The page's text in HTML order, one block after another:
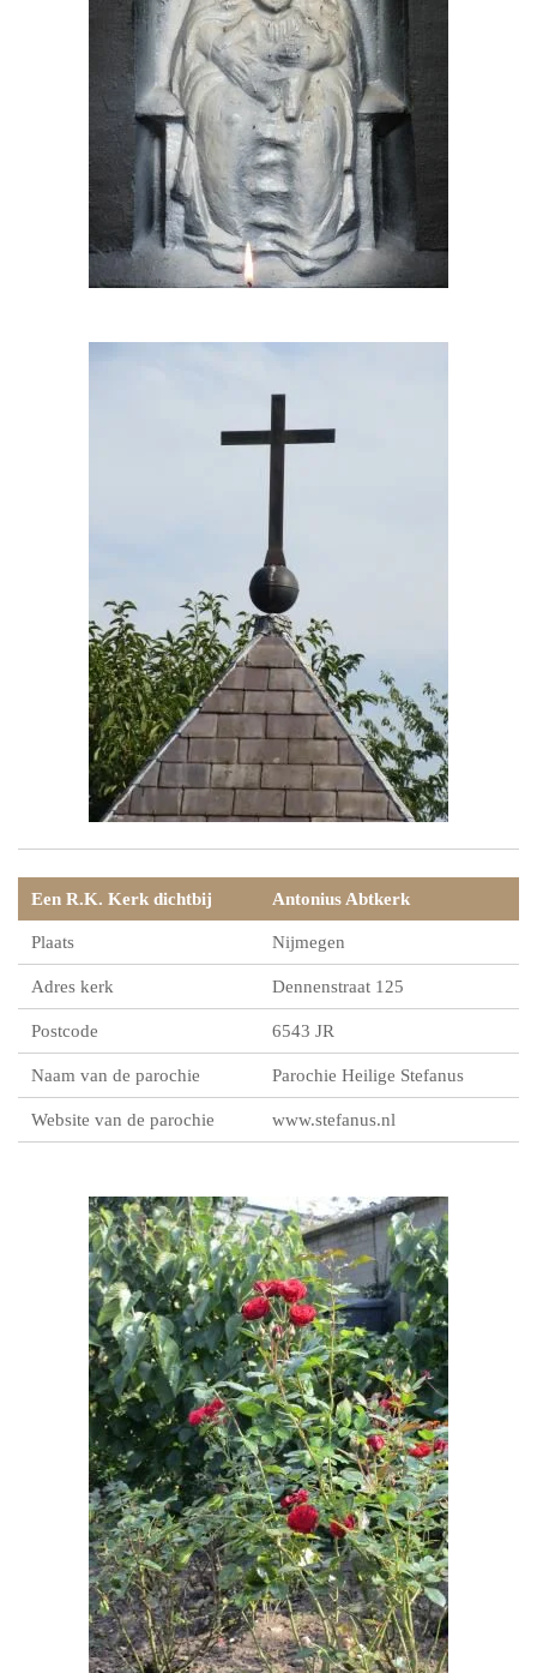
Een R.K. Kerk dichtbij Antonius Abtkerk
Plaats Nijmegen
Adres kerk Dennenstraat 125
Postcode 6543 JR
Naam van de parochie Parochie Heilige Stefanus
Website van de parochie www.stefanus.nl